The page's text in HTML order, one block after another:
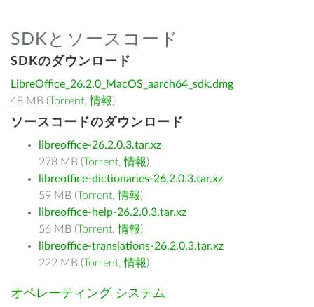
SDKとソースコード
SDKのダウンロード
LibreOffice_26.2.0_MacOS_aarch64_sdk.dmg
48 MB (Torrent,情報)
ソースコードのダウンロード
libreoffice-26.2.0.3.tar.xz
278 MB (Torrent,情報)
libreoffice-dictionaries-26.2.0.3.tar.xz
59 MB (Torrent,情報)
libreoffice-help-26.2.0.3.tar.xz
56 MB (Torrent,情報)
libreoffice-translations-26.2.0.3.tar.xz
222 MB (Torrent,情報)
オペレーティング システム